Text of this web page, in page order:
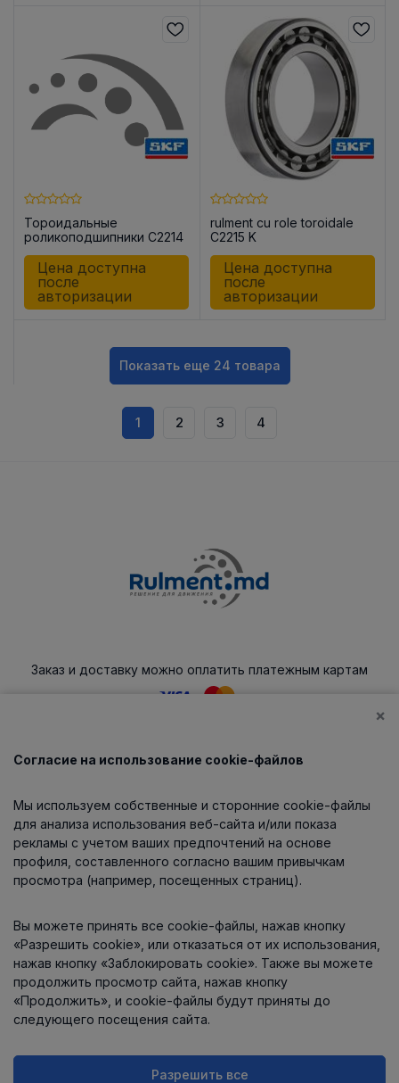
Тороидальные
роликоподшипники C2214
Цена доступна
после
авторизации
rulment cu role toroidale
C2215 K
Цена доступна
после
авторизации
Показать еще 24 товара
1 2 3 4
Заказ и доставку можно оплатить платежным картам
Каталог
О компании
Информация
Контакты
×
Согласие на использование cookie-файлов
Мы используем собственные и сторонние cookie-файлы
для анализа использования веб-сайта и/или показа
рекламы с учетом ваших предпочтений на основе
профиля, составленного согласно вашим привычкам
просмотра (например, посещенных страниц).
Вы можете принять все cookie-файлы, нажав кнопку
«Разрешить cookie», или отказаться от их использования,
нажав кнопку «Заблокировать cookie». Также вы можете
продолжить просмотр сайта, нажав кнопку
«Продолжить», и cookie-файлы будут приняты до
следующего посещения сайта.
Разрешить все